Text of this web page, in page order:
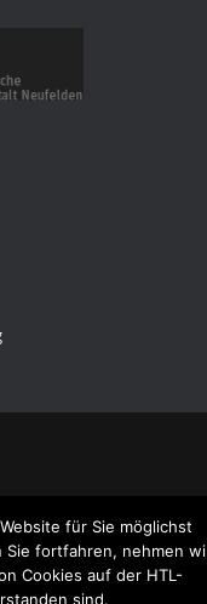
für Sie möglichst
Sie fortfahren, nehmen
Cookies auf der HTL-
sind.